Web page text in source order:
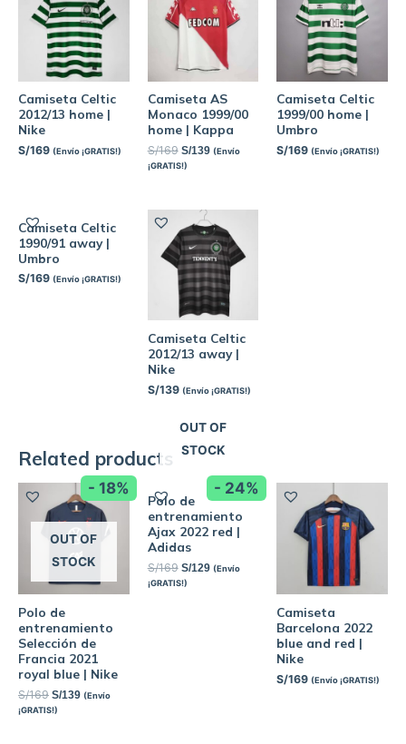
Camiseta Celtic
2012/13 home |
Nike
S/169 (Envío ¡GRATIS!)
Camiseta AS
Monaco 1999/00
home | Kappa
S/169 S/139 (Envío
¡GRATIS!)
Camiseta Celtic
1999/00 home |
Umbro
S/169 (Envío ¡GRATIS!)
Camiseta Celtic
1990/91 away |
Umbro
S/169 (Envío ¡GRATIS!)
Camiseta Celtic
2012/13 away |
Nike
S/139 (Envío ¡GRATIS!)
Related products
- 18%
OUT OF
STOCK
Polo de
entrenamiento
Selección de
Francia 2021
royal blue | Nike
S/169 S/139 (Envío
¡GRATIS!)
- 24%
OUT OF
STOCK
Polo de
entrenamiento
Ajax 2022 red |
Adidas
S/169 S/129 (Envío
¡GRATIS!)
Camiseta
Barcelona 2022
blue and red |
Nike
S/169 (Envío ¡GRATIS!)